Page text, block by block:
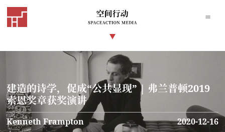
建造的诗学，促成“公共显现” | 弗兰普顿2019
索恩奖章获奖演讲
Kenneth Frampton 2020-12-16